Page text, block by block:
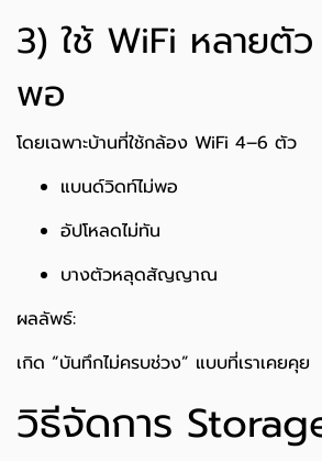
3) ใช้ WiFi หลายตั
พอ
โดยเฉพาะบ้านที่ใช้กล้อง WiFi 4–6 ตัว
แบนด์วิดท์ไม่พอ
อัปโหลดไม่ทัน
บางตัวหลุดสัญญาณ
ผลลัพธ์:
เกิด “บันทึกไม่ครบช่วง” แบบที่เราเคยคุย
วิธีจัดการ